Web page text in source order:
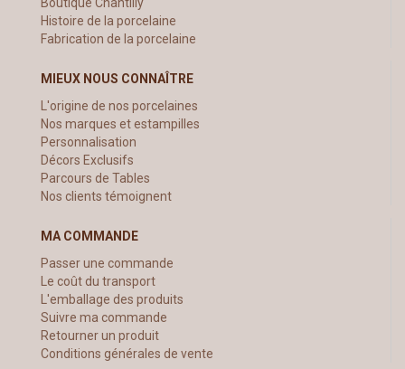
Histoire de la porcelaine
Fabrication de la porcelaine
MIEUX NOUS CONNAÎTRE
L'origine de nos porcelaines
Nos marques et estampilles
Personnalisation
Décors Exclusifs
Parcours de Tables
Nos clients témoignent
MA COMMANDE
Passer une commande
Le coût du transport
L'emballage des produits
Suivre ma commande
Retourner un produit
Conditions générales de vente